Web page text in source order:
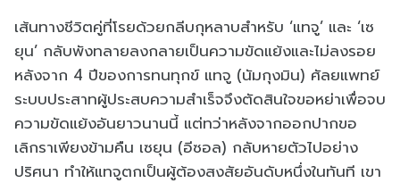
เส้นทางชีวิตคู่ที่โรยด้วยกลีบกุหลาบสำหรับ ‘แทจู’ และ ‘เซ
ยุน’ กลับพังทลายลงกลายเป็นความขัดแย้งและไม่ลงรอย
หลังจาก 4 ปีของการทนทุกข์ แทจู (นัมกุงมิน) ศัลยแพทย์
ระบบประสาทผู้ประสบความสำเร็จจึงตัดสินใจขอหย่าเพื่อจบ
ความขัดแย้งอันยาวนานนี้ แต่ทว่าหลังจากออกปากขอ
เลิกราเพียงข้ามคืน เซยุน (อีซอล) กลับหายตัวไปอย่าง
ปริศนา ทำให้แทจูตกเป็นผู้ต้องสงสัยอันดับหนึ่งในทันที เขา